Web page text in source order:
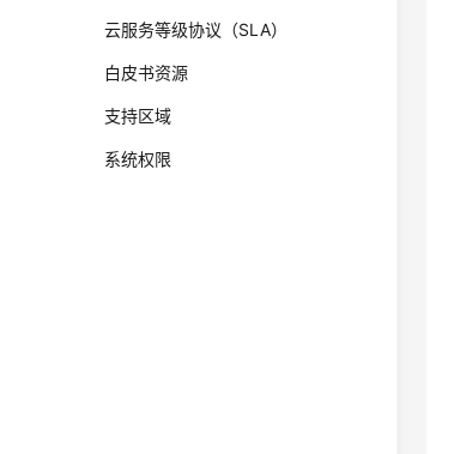
云服务等级协议（SLA）
白皮书资源
支持区域
系统权限